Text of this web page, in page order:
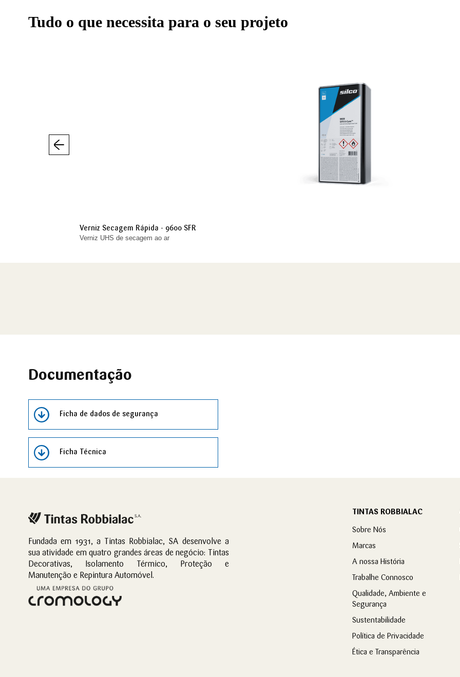
Tudo o que necessita para o seu projeto
Verniz Secagem Rápida - 9600 SFR
Verniz UHS de secagem ao ar
Documentação
Ficha de dados de segurança
Ficha Técnica
Fundada em 1931, a Tintas Robbialac, SA desenvolve a
sua atividade em quatro grandes áreas de negócio: Tintas
Decorativas, Isolamento Térmico, Proteção e
Manutenção e Repintura Automóvel.
TINTAS ROBBIALAC
Sobre Nós
Marcas
A nossa História
Trabalhe Connosco
Qualidade, Ambiente e
Segurança
Sustentabilidade
Política de Privacidade
Ética e Transparência